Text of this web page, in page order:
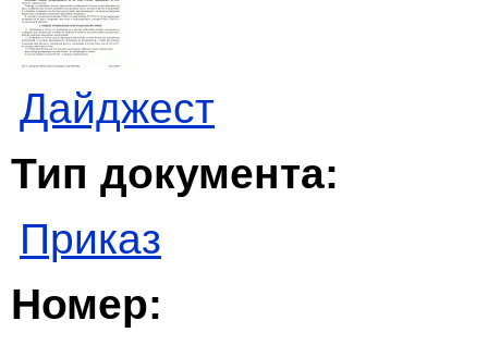
Дайджест
Тип документа:
Приказ
Номер: